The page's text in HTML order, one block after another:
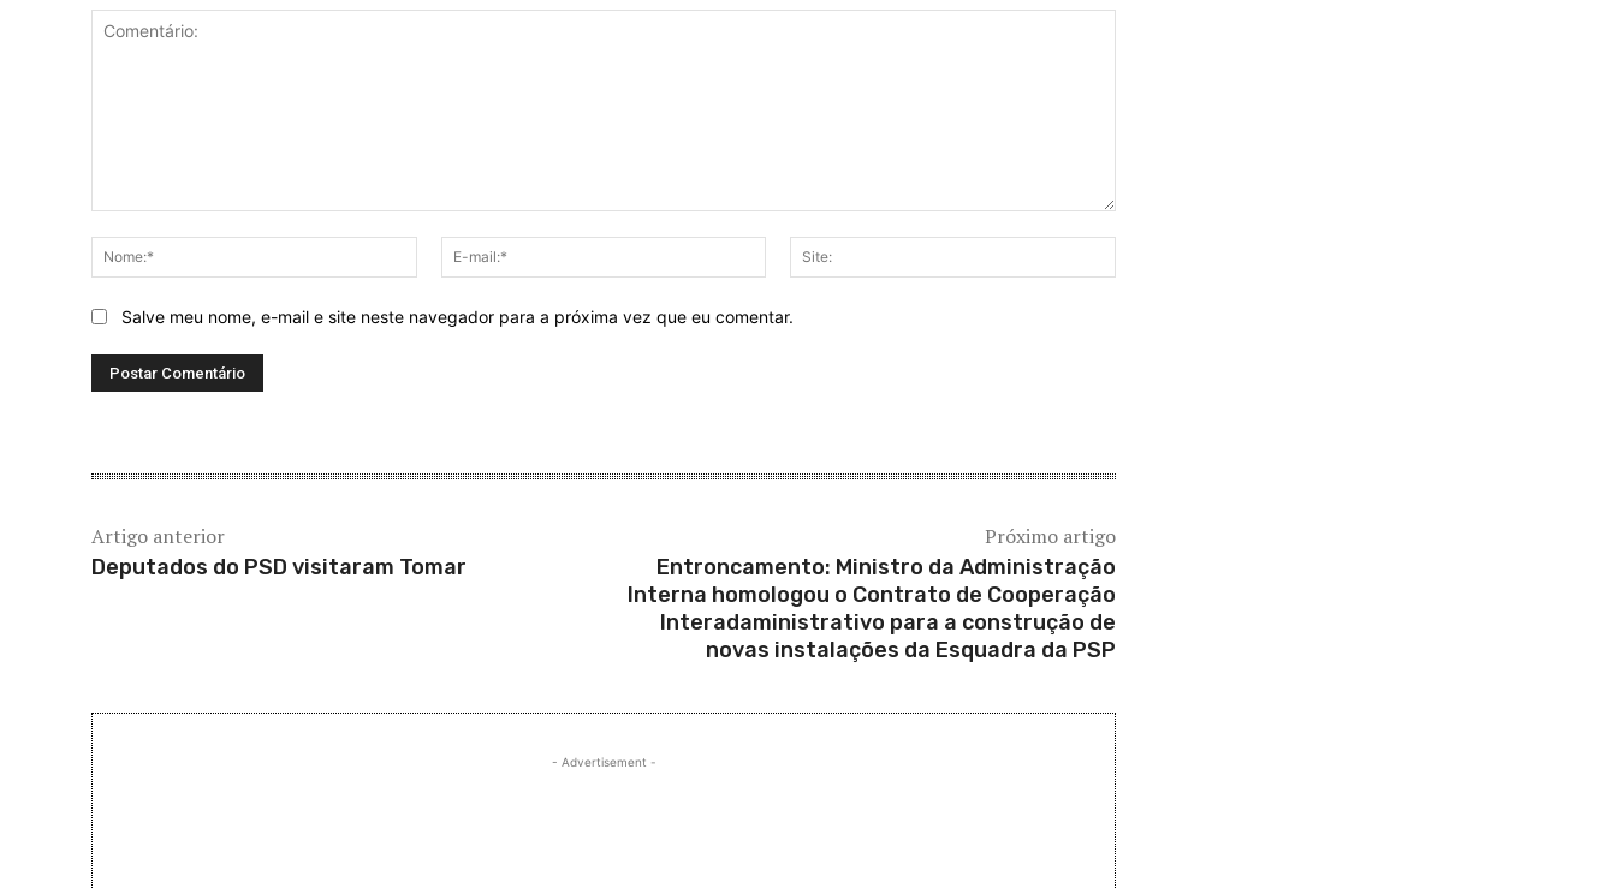
Nome:*
mail:*
Salve meu nome, e-mail e site neste navegador para a próxima vez que eu comentar.
Artigo anterior
Deputados do PSD visitaram Tomar
Próximo artigo
Entroncamento: Ministro da Administração
Interna homologou o Contrato de Cooperação
Interadaministrativo para a construção de
novas instalações da Esquadra da PSP
- Advertisement -